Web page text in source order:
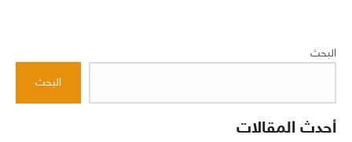
البحث
البحث
أحدث المقالات